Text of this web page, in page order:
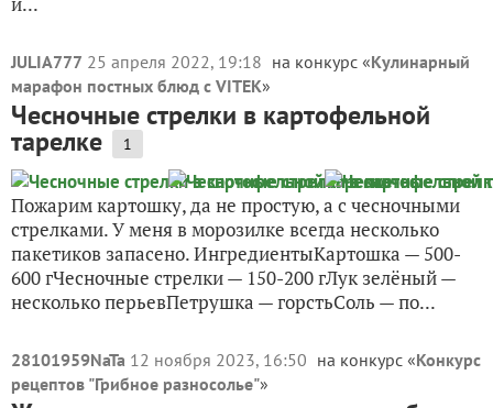
JULIA777 25 апреля 2022, 19:18 на конкурс «Кулинарный
марафон постных блюд с VITEK»
Чесночные стрелки в картофельной
тарелке 1
Пожарим картошку, да не простую, а с чесночными
стрелками. У меня в морозилке всегда несколько
пакетиков запасено. ИнгредиентыКартошка — 500-
600 гЧесночные стрелки — 150-200 гЛук зелёный —
несколько перьевПетрушка — горстьСоль — по...
28101959NaTa 12 ноября 2023, 16:50 на конкурс «Конкурс
рецептов "Грибное разносолье"»